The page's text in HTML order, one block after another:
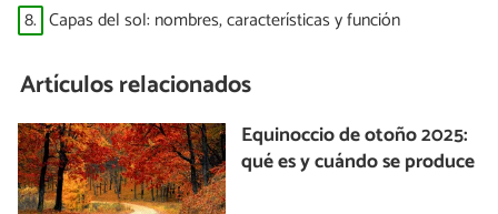
8. Capas del sol: nombres, características y función
Artículos relacionados
Equinoccio de otoño 2025:
qué es y cuándo se produce